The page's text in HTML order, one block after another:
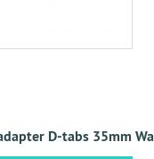
D-tabs 35mm